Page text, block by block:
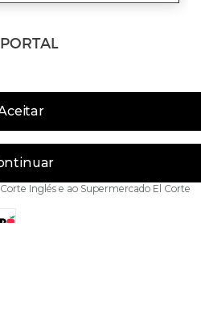
Inglés e ao Supermercado El Corte